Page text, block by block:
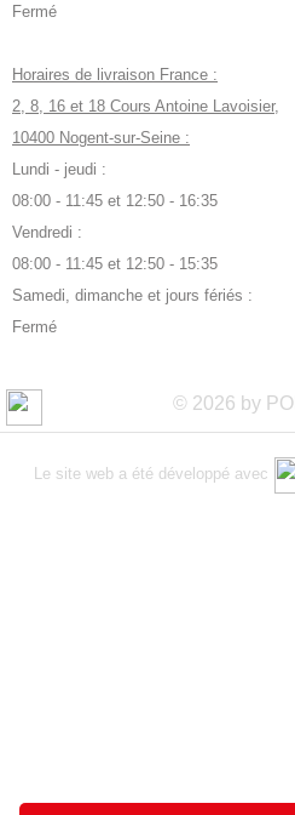
Fermé
Horaires de livraison France :
2, 8, 16 et 18 Cours Antoine Lavoisier,
10400 Nogent-sur-Seine :
Lundi - jeudi :
08:00 - 11:45 et 12:50 - 16:35
Vendredi :
08:00 - 11:45 et 12:50 - 15:35
Samedi, dimanche et jours fériés :
Fermé
© 2026 by
Le site web a été développé avec